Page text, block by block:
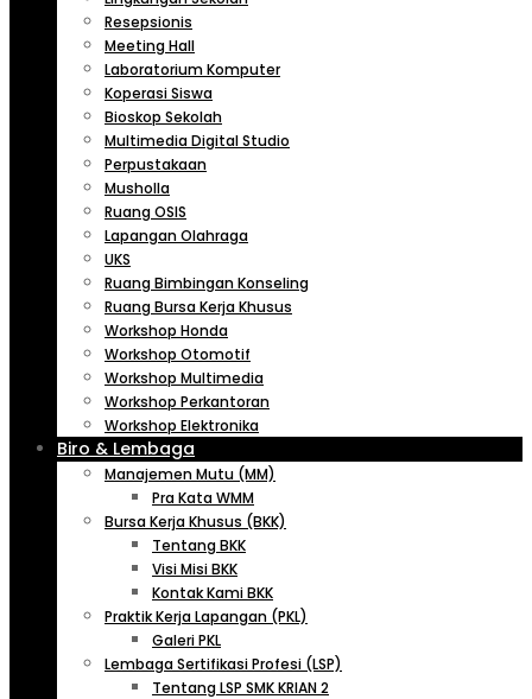
Resepsionis
Meeting Hall
Laboratorium Komputer
Koperasi Siswa
Bioskop Sekolah
Multimedia Digital Studio
Perpustakaan
Musholla
Ruang OSIS
Lapangan Olahraga
UKS
Ruang Bimbingan Konseling
Ruang Bursa Kerja Khusus
Workshop Honda
Workshop Otomotif
Workshop Multimedia
Workshop Perkantoran
Workshop Elektronika
Biro & Lembaga
Manajemen Mutu (MM)
Pra Kata WMM
Bursa Kerja Khusus (BKK)
Tentang BKK
Visi Misi BKK
Kontak Kami BKK
Praktik Kerja Lapangan (PKL)
Galeri PKL
Lembaga Sertifikasi Profesi (LSP)
Tentang LSP SMK KRIAN 2